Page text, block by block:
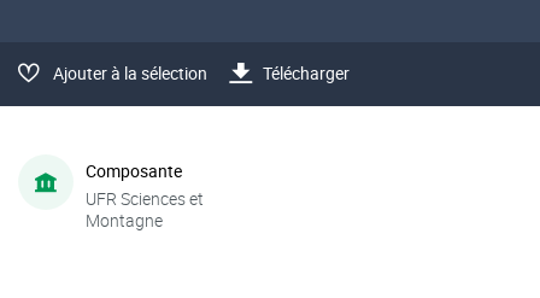
Ajouter à la sélection Télécharger
Composante
UFR Sciences et
Montagne